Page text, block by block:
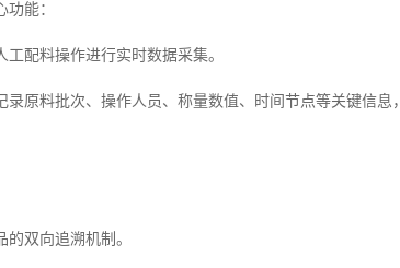
能：
配料操作进行实时数据采集。
录原料批次、操作人员、称量数值、时间节点等关键信
双向追溯机制。